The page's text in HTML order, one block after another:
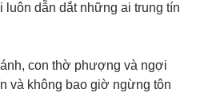
luôn dẫn dắt những ai trung tín
con thờ phượng và ngợi
và không bao giờ ngừng tôn